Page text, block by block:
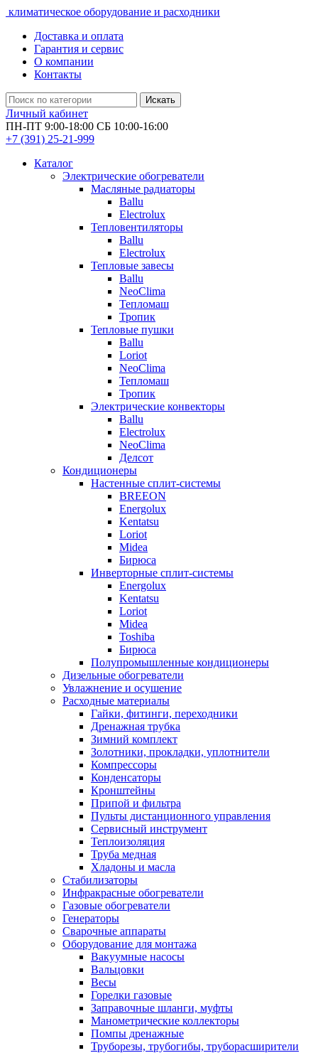
климатическое оборудование и расходники
Доставка и оплата
Гарантия и сервис
О компании
Контакты
Искать
Личный кабинет
ПН-ПТ 9:00-18:00 СБ 10:00-16:00
+7 (391) 25-21-999
Каталог
Электрические обогреватели
Масляные радиаторы
Ballu
Electrolux
Тепловентиляторы
Ballu
Electrolux
Тепловые завесы
Ballu
NeoClima
Тепломаш
Тропик
Тепловые пушки
Ballu
Loriot
NeoClima
Тепломаш
Тропик
Электрические конвекторы
Ballu
Electrolux
NeoClima
Делсот
Кондиционеры
Настенные сплит-системы
BREEON
Energolux
Kentatsu
Loriot
Midea
Бирюса
Инверторные сплит-системы
Energolux
Kentatsu
Loriot
Midea
Toshiba
Бирюса
Полупромышленные кондиционеры
Дизельные обогреватели
Увлажнение и осушение
Расходные материалы
Гайки, фитинги, переходники
Дренажная трубка
Зимний комплект
Золотники, прокладки, уплотнители
Компрессоры
Конденсаторы
Кронштейны
Припой и фильтра
Пульты дистанционного управления
Сервисный инструмент
Теплоизоляция
Труба медная
Хладоны и масла
Стабилизаторы
Инфракрасные обогреватели
Газовые обогреватели
Генераторы
Сварочные аппараты
Оборудование для монтажа
Вакуумные насосы
Вальцовки
Весы
Горелки газовые
Заправочные шланги, муфты
Манометрические коллекторы
Помпы дренажные
Труборезы, трубогибы, труборасширители